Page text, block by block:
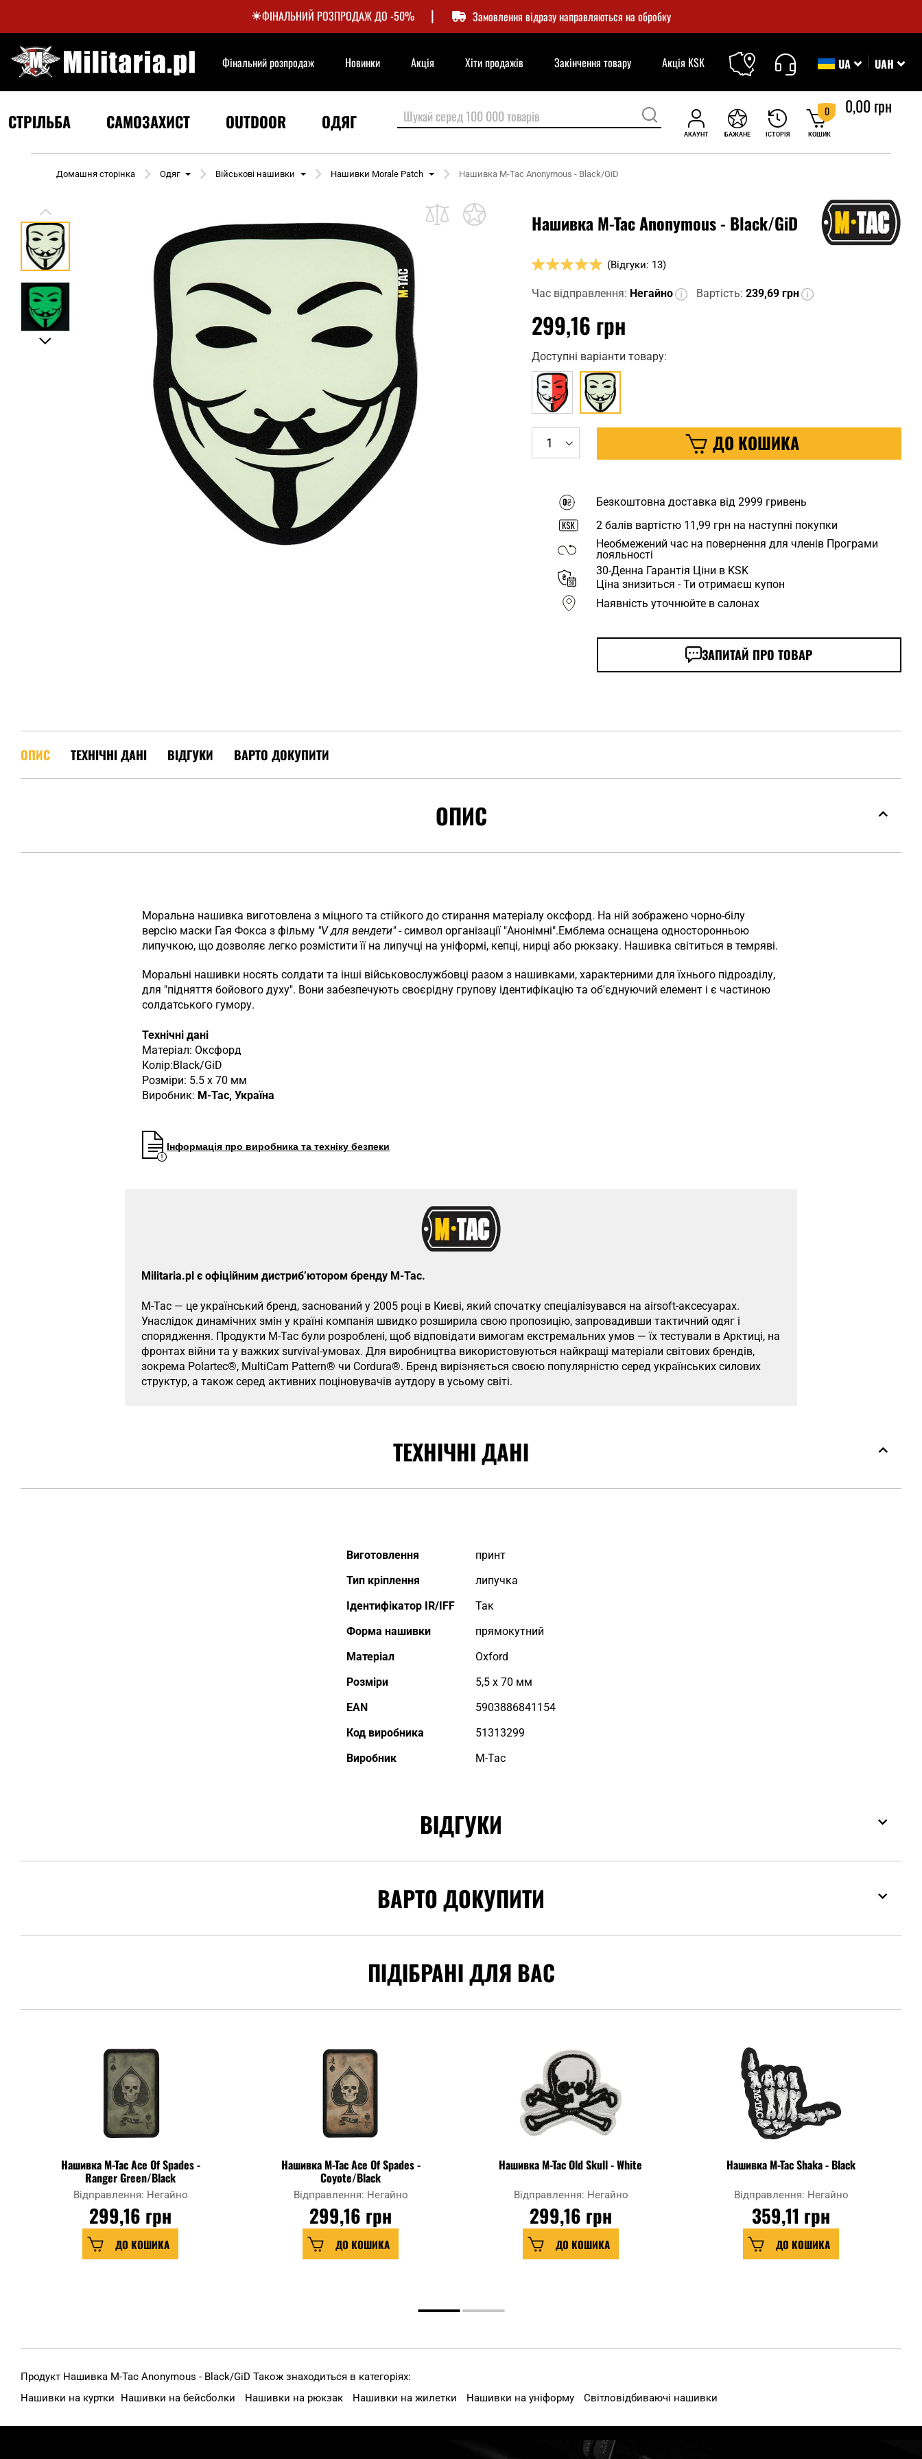
ФІНАЛЬНИЙ РОЗПРОДАЖ ДО -50% | Замовлення відразу направляються на обробку
UAH
UA
Фінальний розпродаж Новинки Акція Хіти продажів Закінчення товару Акція KSK
АКАУНТ ІСТОРІЯ
БАЖАНЕ КОШИК
0 0,00 грн
СТРІЛЬБА САМОЗАХИСТ OUTDOOR ОДЯГ
Домашня сторінка Одяг Військові нашивки Нашивки Morale Patch Нашивка M-Tac Anonymous - Black/GiD
Нашивка M-Tac Anonymous - Black/GiD
Оцінка:
(Відгуки: 13)
Час відправлення: Негайно Вартість: 239,69 грн
299,16 грн
Доступні варіанти товару:
ДО КОШИКА
Безкоштовна доставка від 2999 гривень
2балів вартістю 11,99 грн на наступні покупки
Необмежений час на повернення для членів Програми
лояльності
30-Денна Гарантія Ціни в KSK
Ціна знизиться - Ти отримаєш купон
Наявність уточнюйте в салонах
ЗАПИТАЙ ПРО ТОВАР
ОПИС ТЕХНІЧНІ ДАНІ ВІДГУКИ ВАРТО ДОКУПИТИ
ОПИС
Моральна нашивка виготовлена з міцного та стійкого до стирання матеріалу оксфорд. На ній зображено чорно-білу
версію маски Гая Фокса з фільму "V для вендети"- символ організації "Анонімні".Емблема оснащена односторонньою
липучкою, що дозволяє легко розмістити її на липучці на уніформі, кепці, нирці або рюкзаку. Нашивка світиться в темряві.
Моральні нашивки носять солдати та інші військовослужбовці разом з нашивками, характерними для їхнього підрозділу,
для "підняття бойового духу". Вони забезпечують своєрідну групову ідентифікацію та об'єднуючий елемент і є частиною
солдатського гумору.
Технічні дані
Матеріал: Оксфорд
Колір:Black/GiD
Розміри: 5.5 x 70 мм
Виробник: M-Tac, Україна
Інформація про виробника та техніку безпеки
​Militaria.pl є офіційним дистриб’ютором бренду M-Tac.
M-Tac — це український бренд, заснований у 2005 році в Києві, який спочатку спеціалізувався на airsoft-аксесуарах.
Унаслідок динамічних змін у країні компанія швидко розширила свою пропозицію, запровадивши тактичний одяг і
спорядження. Продукти M-Tac були розроблені, щоб відповідати вимогам екстремальних умов — їх тестували в Арктиці, на
фронтах війни та у важких survival-умовах. Для виробництва використовуються найкращі матеріали світових брендів,
зокрема Polartec®, MultiCam Pattern® чи Cordura®. Бренд вирізняється своєю популярністю серед українських силових
структур, а також серед активних поціновувачів аутдору в усьому світі.
ТЕХНІЧНІ ДАНІ
Докладніше
Виготовлення
принт
Тип кріплення
липучка
Ідентифікатор IR/IFF
Так
Форма нашивки
прямокутний
Матеріал
Oxford
Розміри
5,5 x 70 мм
EAN
5903886841154
Код виробника
51313299
Виробник
M-Tac
ВІДГУКИ
ВАРТО ДОКУПИТИ
ПІДІБРАНІ ДЛЯ ВАС
Нашивка M-Tac Ace Of Spades -
Ranger Green/Black
Відправлення: Негайно
299,16 грн
ДО КОШИКА
Нашивка M-Tac Ace Of Spades -
Coyote/Black
Відправлення: Негайно
299,16 грн
ДО КОШИКА
Нашивка M-Tac Old Skull - White
Відправлення: Негайно
299,16 грн
ДО КОШИКА
Нашивка M-Tac Shaka - Black
Відправлення: Негайно
359,11 грн
ДО КОШИКА
Продукт Нашивка M-Tac Anonymous - Black/GiD Також знаходиться в категоріях:
Нашивки на куртки
Нашивки на бейсболки Нашивки на рюкзак Нашивки на жилетки Нашивки на уніформу Світловідбиваючі нашивки